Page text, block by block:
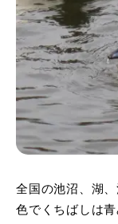
全国の池沼、湖
色でくちばしは